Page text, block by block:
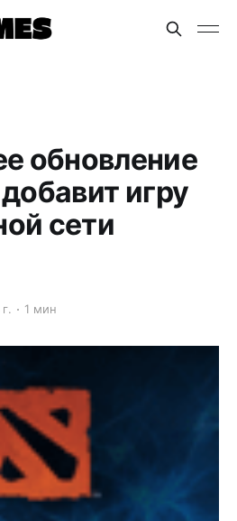
обновление
игру
сети
1 мин